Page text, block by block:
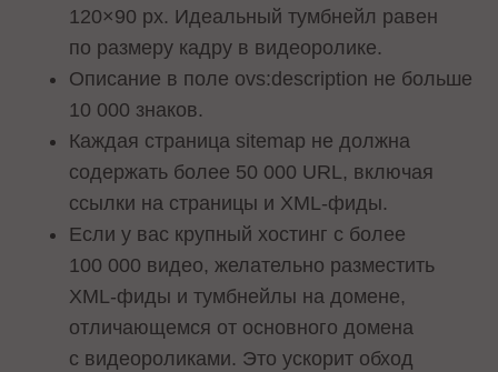
120×90 px. Идеальный тумбнейл равен
по размеру кадру в видеоролике.
Описание в поле ovs:description не больше
10 000 знаков.
Каждая страница sitemap не должна
содержать более 50 000 URL, включая
ссылки на страницы и XML-фиды.
Если у вас крупный хостинг с более
100 000 видео, желательно разместить
XML-фиды и тумбнейлы на домене,
отличающемся от основного домена
с видеороликами. Это ускорит обход